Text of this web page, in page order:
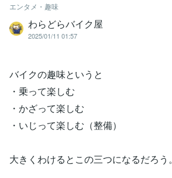
エンタメ・趣味
わらどらバイク屋
2025/01/11 01:57
バイクの趣味というと
・乗って楽しむ
・かざって楽しむ
・いじって楽しむ（整備）
大きくわけるとこの三つになるだろう。